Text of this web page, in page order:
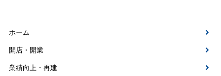
ホーム
開店・開業
業績向上・再建